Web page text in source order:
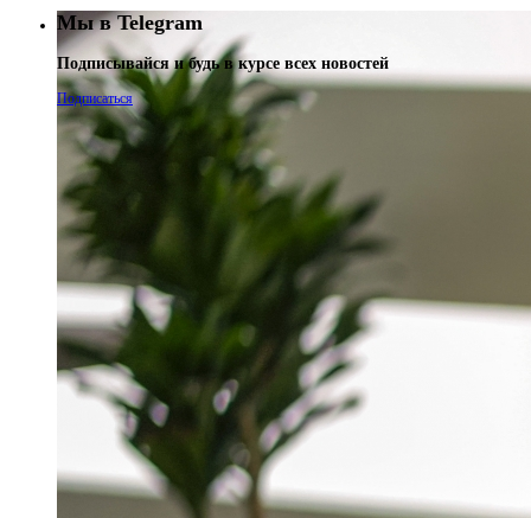
Мы в Telegram
Подписывайся и будь в курсе всех новостей
Подписаться